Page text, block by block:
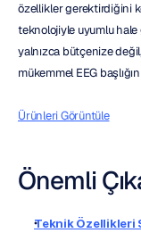
özellikler gerektirdiğini
teknolojiyle uyumlu hale
yalnızca bütçenize
mükemmel EEG
Ürünleri Görüntüle
Önemli
Teknik Özellikleri